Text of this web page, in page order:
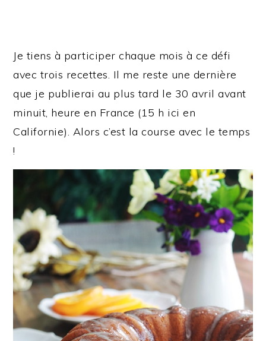
Je tiens à participer chaque mois à ce défi
avec trois recettes. Il me reste une dernière
que je publierai au plus tard le 30 avril avant
minuit, heure en France (15 h ici en
Californie). Alors c’est la course avec le temps
!